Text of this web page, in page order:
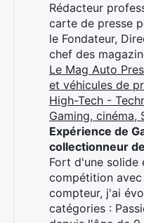
Rédacteur
carte de presse
le Fondateur,
chef des
Le Mag Auto
et véhicules de
High-Tech -
Gaming, cinéma,
Expérience de
collectionneur
Fort d'une solide
compétition
compteur, j'ai
catégories :